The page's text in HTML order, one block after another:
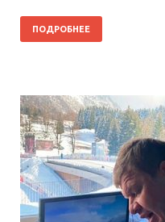
ПОДРОБНЕЕ